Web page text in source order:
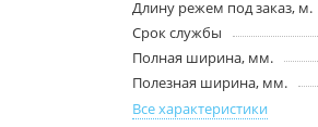
Длину режем под заказ, м.
Срок службы
Полная ширина, мм.
Полезная ширина, мм.
Все характеристики